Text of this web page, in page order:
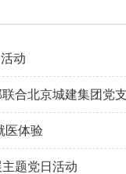
动
合北京城建集团党
医体验
题党日活动